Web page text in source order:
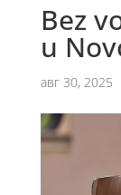
Bez
u
авг 30, 2025